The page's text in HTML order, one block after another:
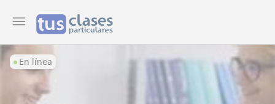
En línea